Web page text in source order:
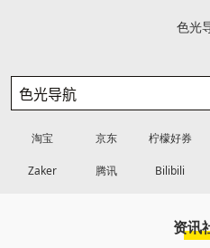
色光
淘宝 京东 柠檬好券
Zaker 腾讯 Bilibili
资讯